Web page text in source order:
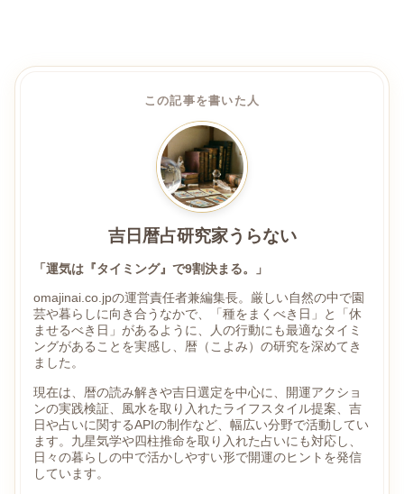
この記事を書いた人
吉日暦占研究家うらない
「運気は『タイミング』で9割決まる。」
omajinai.co.jpの運営責任者兼編集長。厳しい自然の中で園
芸や暮らしに向き合うなかで、「種をまくべき日」と「休
ませるべき日」があるように、人の行動にも最適なタイミ
ングがあることを実感し、暦（こよみ）の研究を深めてき
ました。
現在は、暦の読み解きや吉日選定を中心に、開運アクショ
ンの実践検証、風水を取り入れたライフスタイル提案、吉
日や占いに関するAPIの制作など、幅広い分野で活動してい
ます。九星気学や四柱推命を取り入れた占いにも対応し、
日々の暮らしの中で活かしやすい形で開運のヒントを発信
しています。